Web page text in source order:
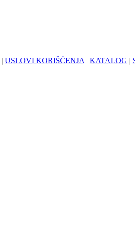
| USLOVI KORIŠĆENJA | KATALOG |